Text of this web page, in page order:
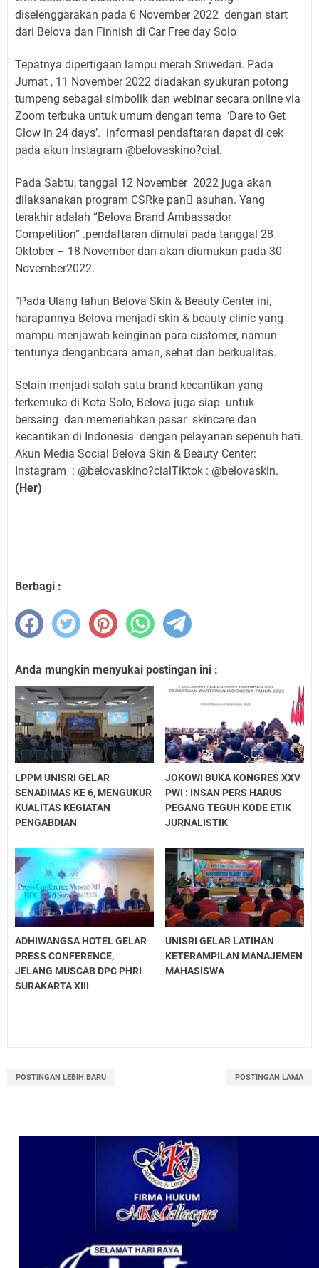
diselenggarakan pada 6 November 2022 dengan start
dari Belova dan Finnish di Car Free day Solo
Tepatnya dipertigaan lampu merah Sriwedari. Pada
Jumat , 11 November 2022 diadakan syukuran potong
tumpeng sebagai simbolik dan webinar secara online via
Zoom terbuka untuk umum dengan tema ‘Dare to Get
Glow in 24 days’. informasi pendaftaran dapat di cek
pada akun Instagram @belovaskino?cial.
Pada Sabtu, tanggal 12 November 2022 juga akan
dilaksanakan program CSRke pan asuhan. Yang
terakhir adalah “Belova Brand Ambassador
Competition” .pendaftaran dimulai pada tanggal 28
Oktober – 18 November dan akan diumukan pada 30
November2022.
“Pada Ulang tahun Belova Skin & Beauty Center ini,
harapannya Belova menjadi skin & beauty clinic yang
mampu menjawab keinginan para customer, namun
tentunya denganbcara aman, sehat dan berkualitas.
Selain menjadi salah satu brand kecantikan yang
terkemuka di Kota Solo, Belova juga siap untuk
bersaing dan memeriahkan pasar skincare dan
kecantikan di Indonesia dengan pelayanan sepenuh hati.
Akun Media Social Belova Skin & Beauty Center:
Instagram : @belovaskino?cialTiktok : @belovaskin.
(Her)
Berbagi :
Anda mungkin menyukai postingan ini :
LPPM UNISRI GELAR
SENADIMAS KE 6, MENGUKUR
KUALITAS KEGIATAN
PENGABDIAN
JOKOWI BUKA KONGRES XXV
PWI : INSAN PERS HARUS
PEGANG TEGUH KODE ETIK
JURNALISTIK
ADHIWANGSA HOTEL GELAR
PRESS CONFERENCE,
JELANG MUSCAB DPC PHRI
SURAKARTA XIII
UNISRI GELAR LATIHAN
KETERAMPILAN MANAJEMEN
MAHASISWA
POSTINGAN LEBIH BARU POSTINGAN LAMA